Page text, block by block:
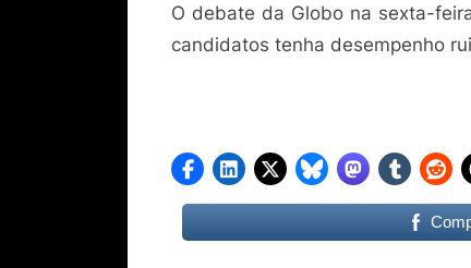
O debate da Globo na sexta-
candidatos tenha desempenho